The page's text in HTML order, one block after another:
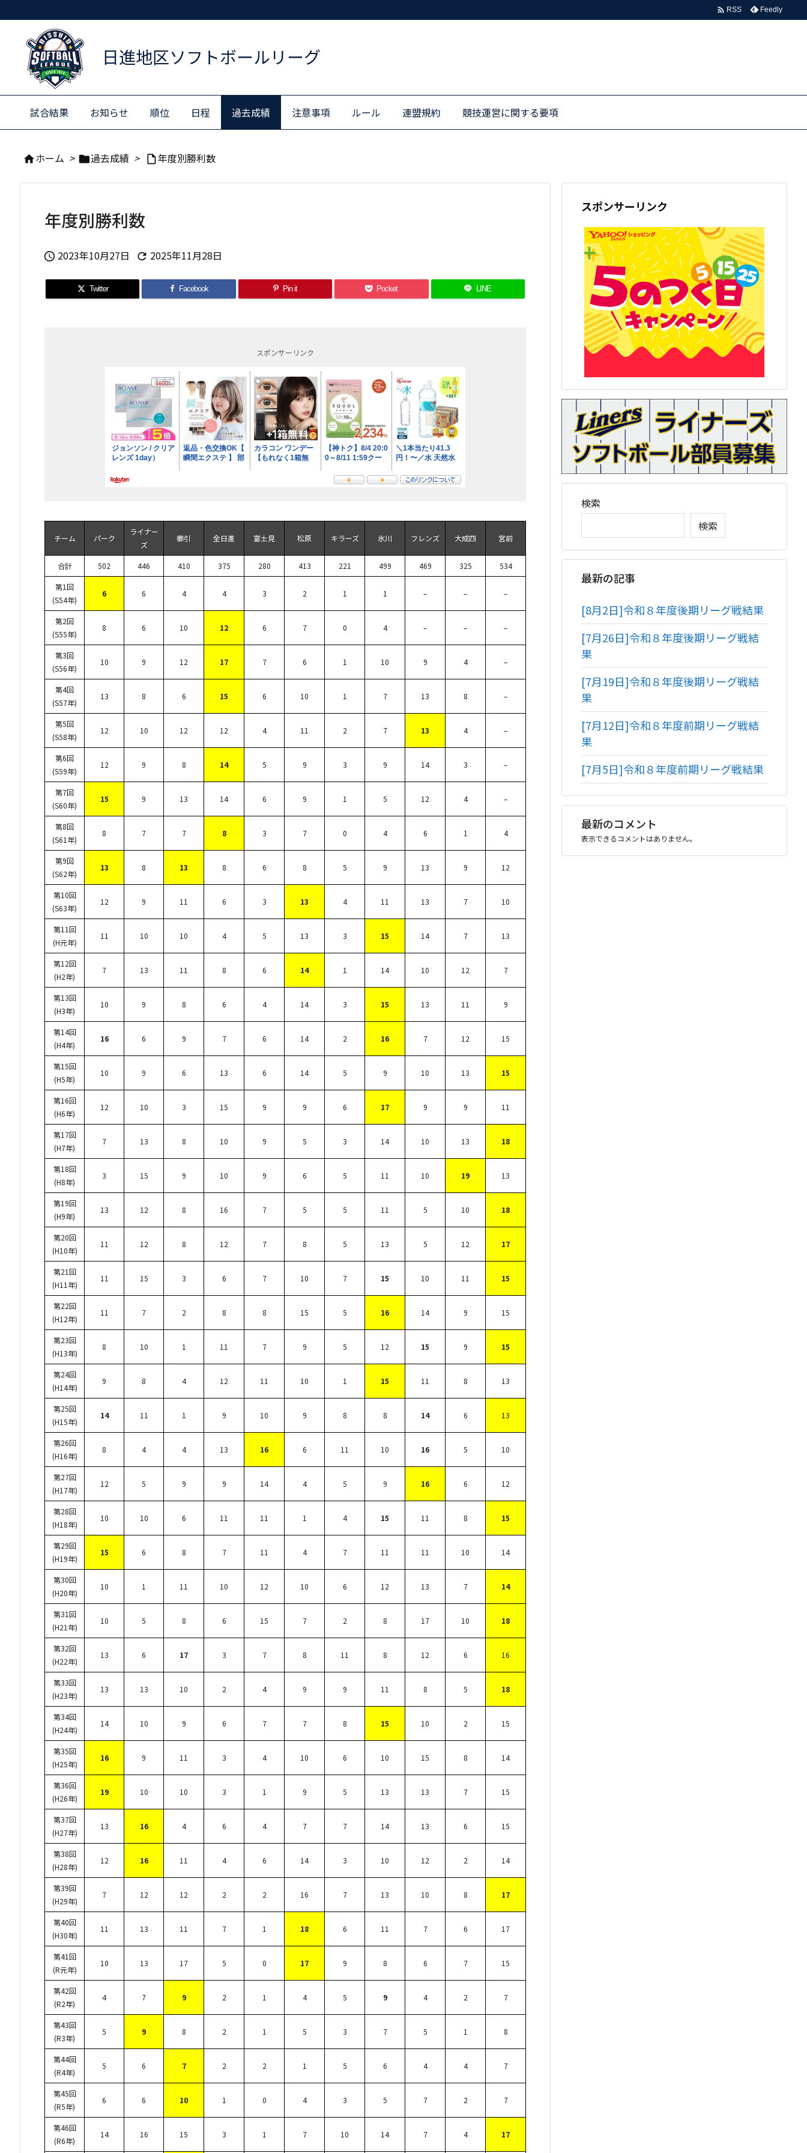
日進地区ソフトボールリーグ
試合結果 お知らせ 順位 日程 過去成績 注意事項 ルール 連盟規約 競技運営に関する要項
 RSS Feedly
ホーム > 過去成績 > 年度別勝利数
年度別勝利数
 2023年10月27日  2025年11月28日
Twitter Facebook Pin it Pocket LINE
スポンサーリンク
チーム パーク
ライナー
ズ
櫛引 全日進 富士見 松原 キラーズ 氷川 フレンズ 大成四 宮前
合計 502 446 410 375 280 413 221 499 469 325 534
第1回
(S54年)
6 6 4 4 3 2 1 1 – – –
第2回
(S55年)
8 6 10 12 6 7 0 4 – – –
第3回
(S56年)
10 9 12 17 7 6 1 10 9 4 –
第4回
(S57年)
13 8 6 15 6 10 1 7 13 8 –
第5回
(S58年)
12 10 12 12 4 11 2 7 13 4 –
第6回
(S59年)
12 9 8 14 5 9 3 9 14 3 –
第7回
(S60年)
15 9 13 14 6 9 1 5 12 4 –
第8回
(S61年)
8 7 7 8 3 7 0 4 6 1 4
第9回
(S62年)
13 8 13 8 6 8 5 9 13 9 12
第10回
(S63年)
12 9 11 6 3 13 4 11 13 7 10
第11回
(H元年)
11 10 10 4 5 13 3 15 14 7 13
第12回
(H2年)
7 13 11 8 6 14 1 14 10 12 7
第13回
(H3年)
10 9 8 6 4 14 3 15 13 11 9
第14回
(H4年)
16 6 9 7 6 14 2 16 7 12 15
第15回
(H5年)
10 9 6 13 6 14 5 9 10 13 15
第16回
(H6年)
12 10 3 15 9 9 6 17 9 9 11
第17回
(H7年)
7 13 8 10 9 5 3 14 10 13 18
第18回
(H8年)
3 15 9 10 9 6 5 11 10 19 13
第19回
(H9年)
13 12 8 16 7 5 5 11 5 10 18
第20回
(H10年)
11 12 8 12 7 8 5 13 5 12 17
第21回
(H11年)
11 15 3 6 7 10 7 15 10 11 15
第22回
(H12年)
11 7 2 8 8 15 5 16 14 9 15
第23回
(H13年)
8 10 1 11 7 9 5 12 15 9 15
第24回
(H14年)
9 8 4 12 11 10 1 15 11 8 13
第25回
(H15年)
14 11 1 9 10 9 8 8 14 6 13
第26回
(H16年)
8 4 4 13 16 6 11 10 16 5 10
第27回
(H17年)
12 5 9 9 14 4 5 9 16 6 12
第28回
(H18年)
10 10 6 11 11 1 4 15 11 8 15
第29回
(H19年)
15 6 8 7 11 4 7 11 11 10 14
第30回
(H20年)
10 1 11 10 12 10 6 12 13 7 14
第31回
(H21年)
10 5 8 6 15 7 2 8 17 10 18
第32回
(H22年)
13 6 17 3 7 8 11 8 12 6 16
第33回
(H23年)
13 13 10 2 4 9 9 11 8 5 18
第34回
(H24年)
14 10 9 6 7 7 8 15 10 2 15
第35回
(H25年)
16 9 11 3 4 10 6 10 15 8 14
第36回
(H26年)
19 10 10 3 1 9 5 13 13 7 15
第37回
(H27年)
13 16 4 6 4 7 7 14 13 6 15
第38回
(H28年)
12 16 11 4 6 14 3 10 12 2 14
第39回
(H29年)
7 12 12 2 2 16 7 13 10 8 17
第40回
(H30年)
11 13 11 7 1 18 6 11 7 6 17
第41回
(R元年)
10 13 17 5 0 17 9 8 6 7 15
第42回
(R2年)
4 7 9 2 1 4 5 9 4 2 7
第43回
(R3年)
5 9 8 2 1 5 3 7 5 1 8
第44回
(R4年)
5 6 7 2 2 1 5 6 4 4 7
第45回
(R5年)
6 6 10 1 0 4 3 5 7 2 7
第46回
(R6年)
14 16 15 3 1 7 10 14 7 4 17
スポンサーリンク
検索
検索
最新の記事
[8月2日]令和８年度後期リーグ戦結果
[7月26日]令和８年度後期リーグ戦結
果
[7月19日]令和８年度後期リーグ戦結
果
[7月12日]令和８年度前期リーグ戦結
果
[7月5日]令和８年度前期リーグ戦結果
最新のコメント
表示できるコメントはありません。